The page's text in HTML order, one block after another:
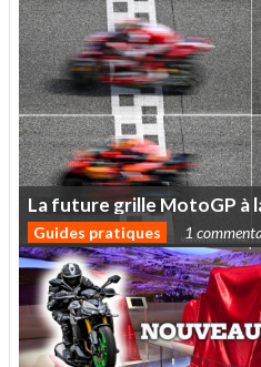
Lafuturegrille MotoGP à
Guides pratiques 1